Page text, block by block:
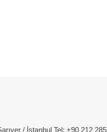
/ İstanbul Tel: +90 212 285